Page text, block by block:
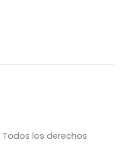
Todos los derechos